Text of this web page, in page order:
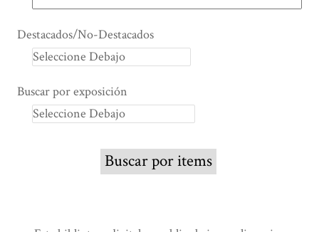
Destacados/No-Destacados
Buscar por exposición